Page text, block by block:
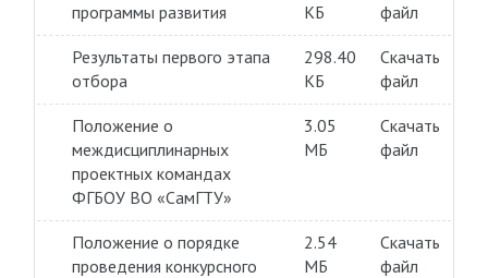
программы развития
КБ
файл
Результаты первого этапа
отбора
298.40
КБ
Скачать
файл
Положение о
междисциплинарных
проектных командах
ФГБОУ ВО «СамГТУ»
3.05
МБ
Скачать
файл
Положение о порядке
проведения конкурсного
2.54
МБ
Скачать
файл